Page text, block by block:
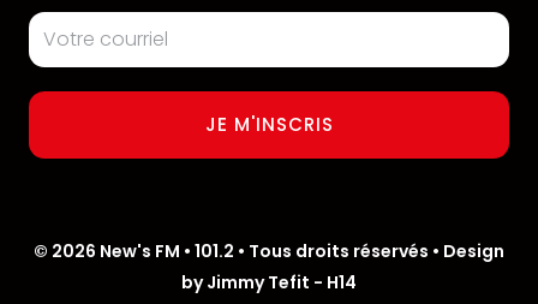
Email
Address
JE M'INSCRIS
© 2026 New's FM • 101.2 • Tous droits réservés • Design
by Jimmy Tefit - H14